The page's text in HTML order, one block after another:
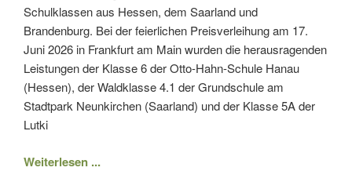
Schulklassen aus Hessen, dem Saarland und
Brandenburg. Bei der feierlichen Preisverleihung am 17.
Juni 2026 in Frankfurt am Main wurden die herausragenden
Leistungen der Klasse 6 der Otto-Hahn-Schule Hanau
(Hessen), der Waldklasse 4.1 der Grundschule am
Stadtpark Neunkirchen (Saarland) und der Klasse 5A der
Lutki
Weiterlesen ...